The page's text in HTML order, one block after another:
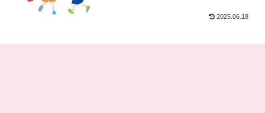
2025.06.18